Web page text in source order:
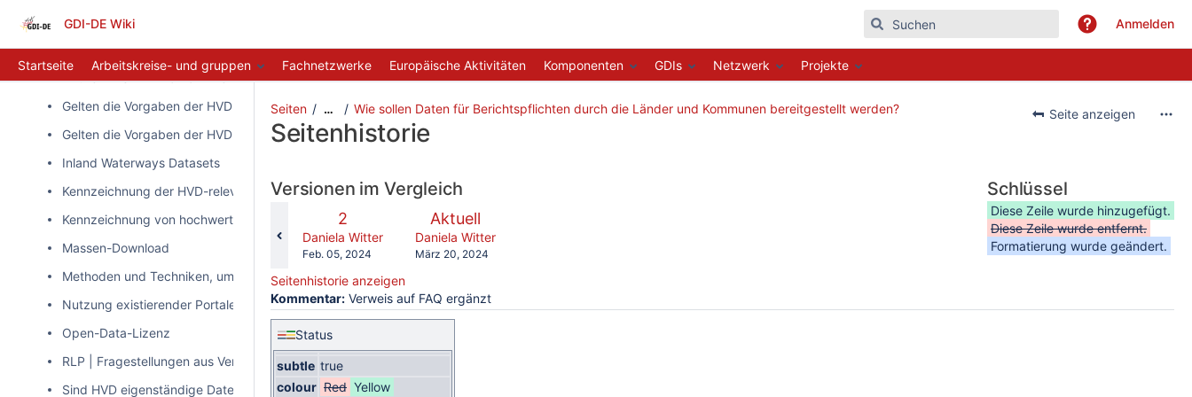
GDI-DE Wiki Anmelden
Startseite Arbeitskreise- und gruppen Fachnetzwerke Europäische Aktivitäten Komponenten GDIs Netzwerk Projekte
Berichterstattung
Beschreibung der Semantik und Struktur der Datensätze in den Metadaten
Erfüllen INSPIRE-konform veröffentlichte Daten die Anforderungen der HVD-VO?
Gelten die Vorgaben der HVD-VO auch für "as-is" INSPIRE-Daten?
Gelten die Vorgaben der HVD-VO auch für Zeitreihendaten?
Inland Waterways Datasets
Kennzeichnung der HVD-relevanten Daten in Metadaten
Kennzeichnung von hochwertigen Datensätzen
Massen-Download
Methoden und Techniken, um die Veröffentlichung personenbezogener Daten zu ermöglichen
Nutzung existierender Portale
Open-Data-Lizenz
RLP | Fragestellungen aus Verantwortungsbereich der Naturschutzverwaltung
Sind HVD eigenständige Datensätze mit eigener Metadatenbeschreibung
Seite anzeigen
Seiten … Wie sollen Daten für Berichtspflichten durch die Länder und Kommunen bereitgestellt werden?
Seitenhistorie
Versionen im Vergleich
Alte
Version
2
changes.mady.by.user
Daniela Witter
Gespeichert
Feb. 05, 2024
verglichen
Neue
Version
Aktuell
changes.mady.by.user
Daniela Witter
Gespeichert
März 20, 2024
Seitenhistorie anzeigen
Schlüssel
Diese Zeile wurde hinzugefügt.
Diese Zeile wurde entfernt.
Formatierung wurde geändert.
Kommentar: Verweis auf FAQ ergänzt
Status
subtle true
colour Red Yellow